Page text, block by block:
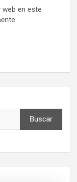
en este
Buscar